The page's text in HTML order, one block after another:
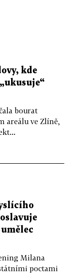
kde
bourat
areálu ve Zlíně,
Milana
poctami